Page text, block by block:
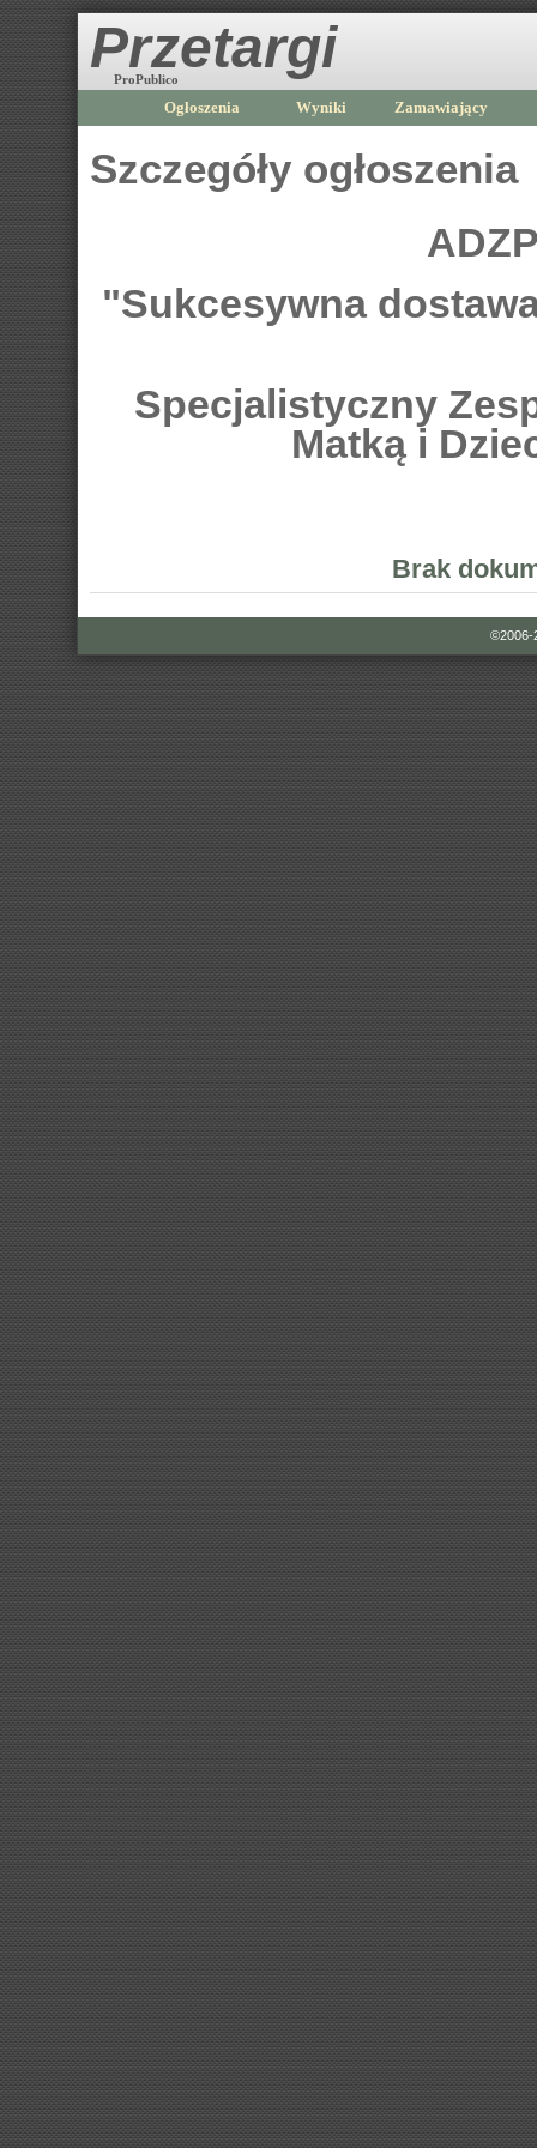
Przetargi
ProPublico
Ogłoszenia Wyniki Zamawiający
Szczegóły ogłoszenia
"Sukcesywna
Specjalistyczny
Matką i
Brak
©2006-